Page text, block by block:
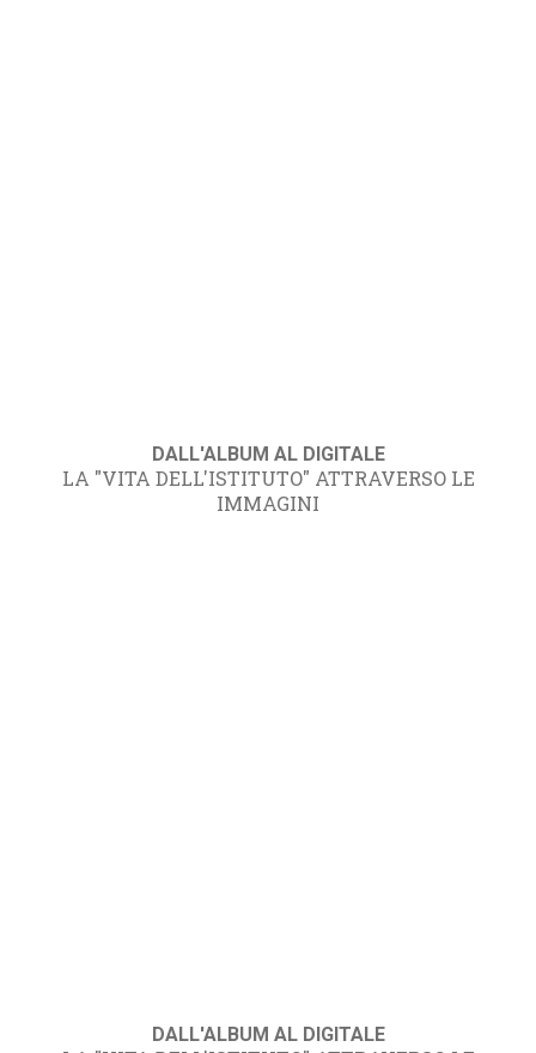
DALL'ALBUM AL DIGITALE
LA "VITA DELL'ISTITUTO" ATTRAVERSO LE
IMMAGINI
DALL'ALBUM AL DIGITALE